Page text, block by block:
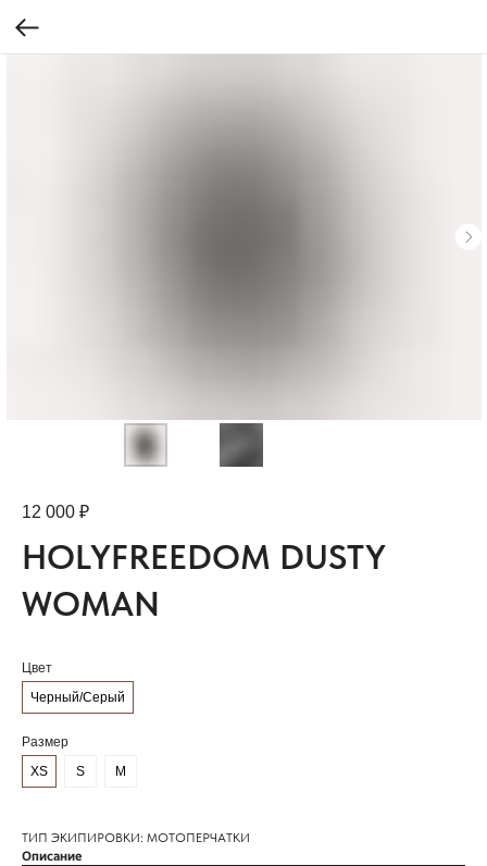
HOLYFREEDOM DUSTY
WOMAN
12 000 ₽
Цвет
Черный/Серый
Размер
XS
S M
ТИП ЭКИПИРОВКИ: МОТОПЕРЧАТКИ
Описание